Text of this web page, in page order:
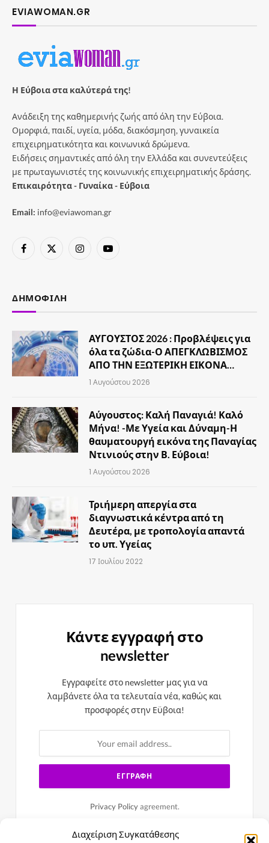
Διαχείριση Συγκατάθεσης
EVIAWOMAN.GR
Η Εύβοια στα καλύτερά της!
Ανάδειξη της καθημερινής ζωής από όλη την Εύβοια.
Ομορφιά, παιδί, υγεία, μόδα, διακόσμηση, γυναικεία
επιχειρηματικότητα και κοινωνικά δρώμενα.
Ειδήσεις σημαντικές από όλη την Ελλάδα και συνεντεύξεις
με πρωταγωνιστές της κοινωνικής επιχειρηματικής δράσης.
Επικαιρότητα - Γυναίκα - Εύβοια
Email: info@eviawoman.gr
Facebook
X
InstagramYouTube
ΔΗΜΟΦΙΛΉ
ΑΥΓΟΥΣΤΟΣ 2026 : Προβλέψεις για
όλα τα ζώδια-Ο ΑΠΕΓΚΛΩΒΙΣΜΟΣ
ΑΠΟ ΤΗΝ ΕΞΩΤΕΡΙΚΗ ΕΙΚΟΝΑ…
1 Αυγούστου 2026
Αύγουστος: Καλή Παναγιά! Καλό
Μήνα! -Με Υγεία και Δύναμη-Η
θαυματουργή εικόνα της Παναγίας
Ντινιούς στην Β. Εύβοια!
1 Αυγούστου 2026
Τριήμερη απεργία στα
διαγνωστικά κέντρα από τη
Δευτέρα, με τροπολογία απαντά
το υπ. Υγείας
17 Ιουλίου 2022
Κάντε εγγραφή στο
newsletter
Εγγραφείτε στο newsletter μας για να
λαμβάνετε όλα τα τελευταία νέα, καθώς και
προσφορές στην Εϋβοια!
Privacy Policyagreement.